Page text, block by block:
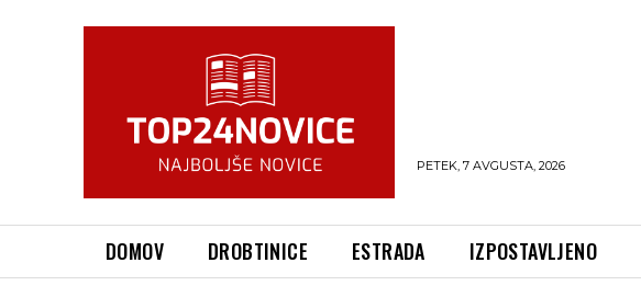
PETEK, 7 AVGUSTA, 2026
DOMOV DROBTINICE ESTRADA IZPOSTAVLJENO